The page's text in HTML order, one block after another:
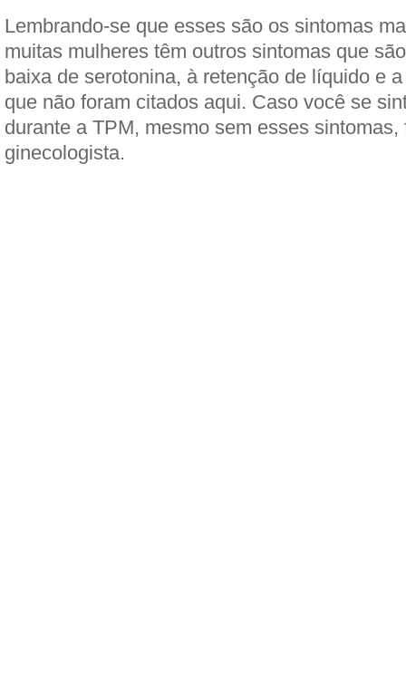
Lembrando-se que esses são os sintomas
muitas mulheres têm outros sintomas que
baixa de serotonina, à retenção de líquido e
que não foram citados aqui. Caso você se
durante a TPM, mesmo sem esses sintomas,
ginecologista.